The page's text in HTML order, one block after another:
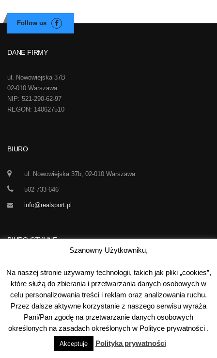
DANE FIRMY
ul. Nowowiejska 37B
02-010 Warszawa
NIP: 521-290-62-97
REGON: 140627510
BIURO
ul. Nowowiejska 37b, 02-010 Warszawa
502-733-646
info@realsport.pl
BIURO CZYNNE
7 dni w tygodniu
Poniedziałek-Piątek: 1000- 15
Sobota:
kontakt telefoniczny
Niedziela:
nieczynne
Szanowny Użytkowniku,
Na naszej stronie używamy technologii, takich jak pliki „cookies”,
które służą do zbierania i przetwarzania danych osobowych w
celu personalizowania treści i reklam oraz analizowania ruchu.
Przez dalsze aktywne korzystanie z naszego serwisu wyraża
Pani/Pan zgodę na przetwarzanie danych osobowych
określonych na zasadach określonych w Polityce prywatności .
Akceptuję Polityka prywatności